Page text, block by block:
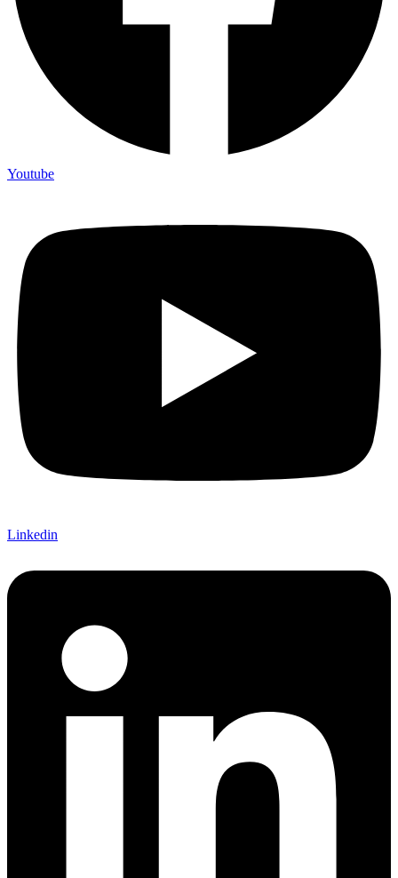
Youtube
Linkedin